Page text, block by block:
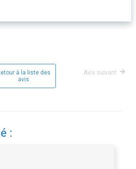
à la liste des
avis
Avis suivant
: